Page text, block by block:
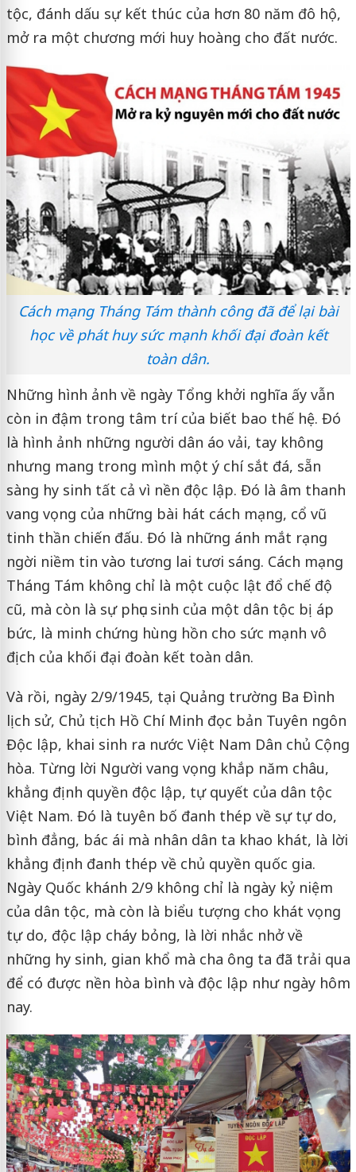
tộc, đánh dấu sự kết thúc của hơn 80 năm đô hộ,
mở ra một chương mới huy hoàng cho đất nước.
Cách mạng Tháng Tám thành công đã để lại bài
học về phát huy sức mạnh khối đại đoàn kết
toàn dân.
Những hình ảnh về ngày Tổng khởi nghĩa ấy vẫn
còn in đậm trong tâm trí của biết bao thế hệ. Đó
là hình ảnh những người dân áo vải, tay không
nhưng mang trong mình một ý chí sắt đá, sẵn
sàng hy sinh tất cả vì nền độc lập. Đó là âm thanh
vang vọng của những bài hát cách mạng, cổ vũ
tinh thần chiến đấu. Đó là những ánh mắt rạng
ngời niềm tin vào tương lai tươi sáng. Cách mạng
Tháng Tám không chỉ là một cuộc lật đổ chế độ
cũ, mà còn là sự phục sinh của một dân tộc bị áp
bức, là minh chứng hùng hồn cho sức mạnh vô
địch của khối đại đoàn kết toàn dân.
Và rồi, ngày 2/9/1945, tại Quảng trường Ba Đình
lịch sử, Chủ tịch Hồ Chí Minh đọc bản Tuyên ngôn
Độc lập, khai sinh ra nước Việt Nam Dân chủ Cộng
hòa. Từng lời Người vang vọng khắp năm châu,
khẳng định quyền độc lập, tự quyết của dân tộc
Việt Nam. Đó là tuyên bố đanh thép về sự tự do,
bình đẳng, bác ái mà nhân dân ta khao khát, là lời
khẳng định đanh thép về chủ quyền quốc gia.
Ngày Quốc khánh 2/9 không chỉ là ngày kỷ niệm
của dân tộc, mà còn là biểu tượng cho khát vọng
tự do, độc lập cháy bỏng, là lời nhắc nhở về
những hy sinh, gian khổ mà cha ông ta đã trải qua
để có được nền hòa bình và độc lập như ngày hôm
nay.